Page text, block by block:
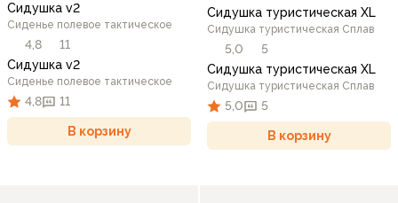
Сидушка v2
Сиденье полевое тактическое
4,8
11
Сидушка v2
Сиденье полевое тактическое
4,8 11
В корзину
Сидушка туристическая XL
Сидушка туристическая Сплав
5,0
5
Сидушка туристическая XL
Сидушка туристическая Сплав
5,0 5
В корзину